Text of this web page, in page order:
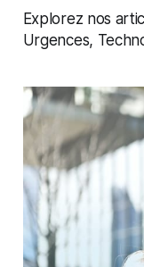
Explorez nos
Urgences,